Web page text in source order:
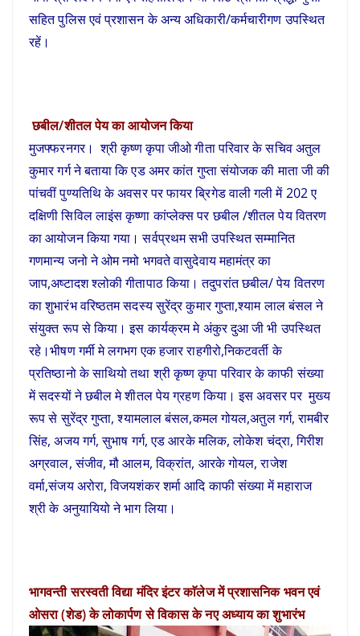
सहित पुलिस एवं प्रशासन के अन्य अधिकारी/कर्मचारीगण उपस्थित
रहें।
छबील/शीतल पेय का आयोजन किया
मुजफ्फरनगर। श्री कृष्ण कृपा जीओ गीता परिवार के सचिव अतुल
कुमार गर्ग ने बताया कि एड अमर कांत गुप्ता संयोजक की माता जी की
पांचवीं पुण्यतिथि के अवसर पर फायर ब्रिगेड वाली गली में 202 ए
दक्षिणी सिविल लाइंस कृष्णा कांप्लेक्स पर छबील /शीतल पेय वितरण
का आयोजन किया गया। सर्वप्रथम सभी उपस्थित सम्मानित
गणमान्य जनो ने ओम नमो भगवते वासुदेवाय महामंत्र का
जाप,अष्टादश श्लोकी गीतापाठ किया। तदुपरांत छबील/ पेय वितरण
का शुभारंभ वरिष्ठतम सदस्य सुरेंद्र कुमार गुप्ता,श्याम लाल बंसल ने
संयुक्त रूप से किया। इस कार्यक्रम मे अंकुर दुआ जी भी उपस्थित
रहे।भीषण गर्मी मे लगभग एक हजार राहगीरो,निकटवर्ती के
प्रतिष्ठानो के साथियो तथा श्री कृष्ण कृपा परिवार के काफी संख्या
में सदस्यों ने छबील मे शीतल पेय ग्रहण किया। इस अवसर पर मुख्य
रूप से सुरेंद्र गुप्ता, श्यामलाल बंसल,कमल गोयल,अतुल गर्ग, रामबीर
सिंह, अजय गर्ग, सुभाष गर्ग, एड आरके मलिक, लोकेश चंद्रा, गिरीश
अग्रवाल, संजीव, मौ आलम, विक्रांत, आरके गोयल, राजेश
वर्मा,संजय अरोरा, विजयशंकर शर्मा आदि काफी संख्या में महाराज
श्री के अनुयायियो ने भाग लिया।
भागवन्ती सरस्वती विद्या मंदिर इंटर काॅलेज में प्रशासनिक भवन एवं
ओसरा (शेड) के लोकार्पण से विकास के नए अध्याय का शुभारंभ